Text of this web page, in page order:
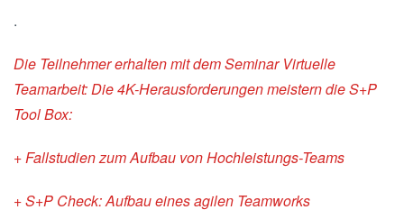
.
Die Teilnehmer erhalten mit dem Seminar Virtuelle
Teamarbeit: Die 4K-Herausforderungen meistern die S+P
Tool Box:
+ Fallstudien zum Aufbau von Hochleistungs-Teams
+ S+P Check: Aufbau eines agilen Teamworks